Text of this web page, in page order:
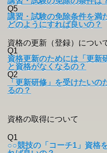
Q5
講習・試験の免除条件を満
どのようにすれば良いの？
資格の更新（登録）につい
Q1
資格更新のためには「更新
と資格がなくなるの？
Q2
「更新研修」を受けたい
るの？
資格の取得について
Q1
○○競技の「コーチ1」資格